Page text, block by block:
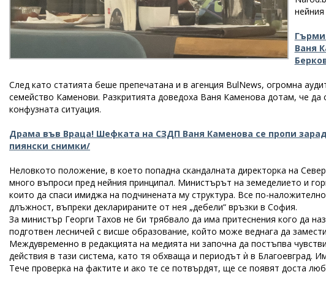
нейния
Ваня
След като статията беше препечатана и в агенция BulNews, огромна
семейство Каменови. Разкритията доведоха Ваня Каменова дотам, че да
конфузната ситуация.
Драма във Враца! Шефката на СЗДП Ваня Каменова се пропи
пиянски снимки/
Неловкото положение, в което попадна скандалната директорка на
много въпроси пред нейния принципал. Министърът на земеделието и
които да спаси имиджа на подчинената му структура. Все по-
длъжност, въпреки декларираните от нея „дебели“ връзки в София.
За министър Георги Тахов не би трябвало да има притеснения кого да
подготвен лесничей с висше образование, който може веднага да
Междувременно в редакцията на медията ни започна да постъпва
действия в тази система, като тя обхваща и периодът ѝ в Благоевград.
Тече проверка на фактите и ако те се потвърдят, ще се появят доста